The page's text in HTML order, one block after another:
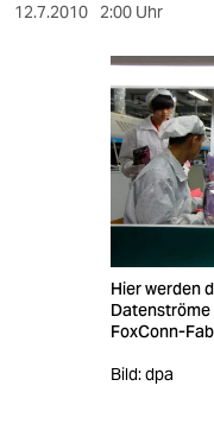
wahrheit
fragen & hilfe
unterstützen
12.7.2010 2:00 Uhr
Hier werden
FoxConn-
Bild: dpa